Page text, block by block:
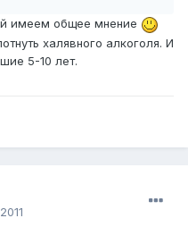
имеем общее мнение
халявного алкоголя. И
5-10 лет.